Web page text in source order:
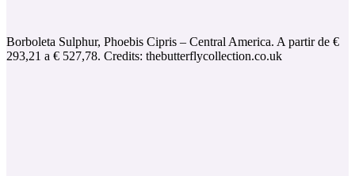
Borboleta Sulphur, Phoebis Cipris – Central America. A partir de €
293,21 a € 527,78. Credits: thebutterflycollection.co.uk